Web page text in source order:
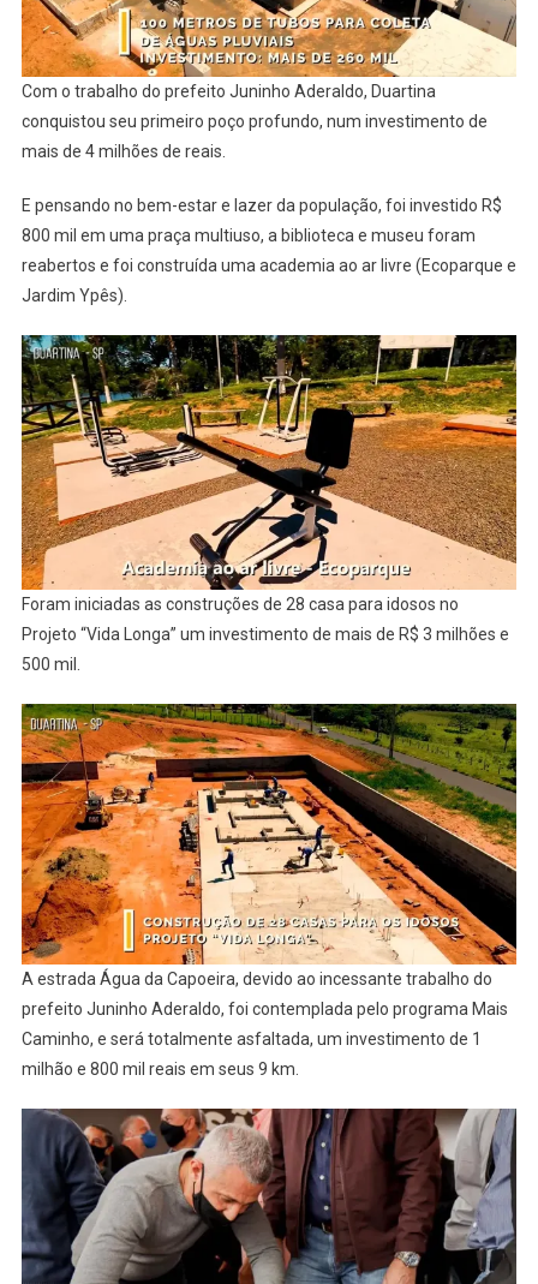
Com o trabalho do prefeito Juninho Aderaldo, Duartina
conquistou seu primeiro poço profundo, num investimento de
mais de 4 milhões de reais.
E pensando no bem-estar e lazer da população, foi investido R$
800 mil em uma praça multiuso, a biblioteca e museu foram
reabertos e foi construída uma academia ao ar livre (Ecoparque e
Jardim Ypês).
Foram iniciadas as construções de 28 casa para idosos no
Projeto “Vida Longa” um investimento de mais de R$ 3 milhões e
500 mil.
A estrada Água da Capoeira, devido ao incessante trabalho do
prefeito Juninho Aderaldo, foi contemplada pelo programa Mais
Caminho, e será totalmente asfaltada, um investimento de 1
milhão e 800 mil reais em seus 9 km.